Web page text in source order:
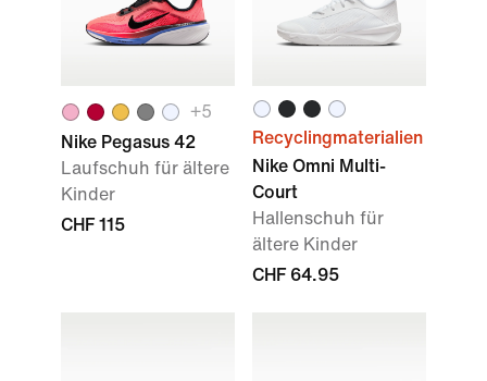
+5
Nike Pegasus 42
Laufschuh für ältere
Kinder
CHF 115
Recyclingmaterialien
Nike Omni Multi-
Court
Hallenschuh für
ältere Kinder
CHF 64.95